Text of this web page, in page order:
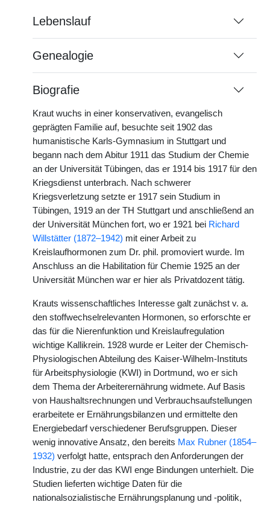
Lebenslauf
Genealogie
Biografie
Kraut wuchs in einer konservativen, evangelisch
geprägten Familie auf, besuchte seit 1902 das
humanistische Karls-Gymnasium in Stuttgart und
begann nach dem Abitur 1911 das Studium der Chemie
an der Universität Tübingen, das er 1914 bis 1917 für den
Kriegsdienst unterbrach. Nach schwerer
Kriegsverletzung setzte er 1917 sein Studium in
Tübingen, 1919 an der TH Stuttgart und anschließend an
der Universität München fort, wo er 1921 bei Richard
Willstätter (1872–1942) mit einer Arbeit zu
Kreislaufhormonen zum Dr. phil. promoviert wurde. Im
Anschluss an die Habilitation für Chemie 1925 an der
Universität München war er hier als Privatdozent tätig.
Krauts wissenschaftliches Interesse galt zunächst v. a.
den stoffwechselrelevanten Hormonen, so erforschte er
das für die Nierenfunktion und Kreislaufregulation
wichtige Kallikrein. 1928 wurde er Leiter der Chemisch-
Physiologischen Abteilung des Kaiser-Wilhelm-Instituts
für Arbeitsphysiologie (KWI) in Dortmund, wo er sich
dem Thema der Arbeiterernährung widmete. Auf Basis
von Haushaltsrechnungen und Verbrauchsaufstellungen
erarbeitete er Ernährungsbilanzen und ermittelte den
Energiebedarf verschiedener Berufsgruppen. Dieser
wenig innovative Ansatz, den bereits Max Rubner (1854–
1932) verfolgt hatte, entsprach den Anforderungen der
Industrie, zu der das KWI enge Bindungen unterhielt. Die
Studien lieferten wichtige Daten für die
nationalsozialistische Ernährungsplanung und -politik,